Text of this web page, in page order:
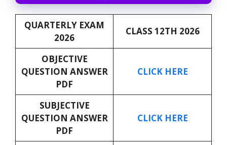
QUARTERLY EXAM
2026
CLASS 12TH 2026
OBJECTIVE
QUESTION ANSWER
PDF
CLICK HERE
SUBJECTIVE
QUESTION ANSWER
PDF
CLICK HERE